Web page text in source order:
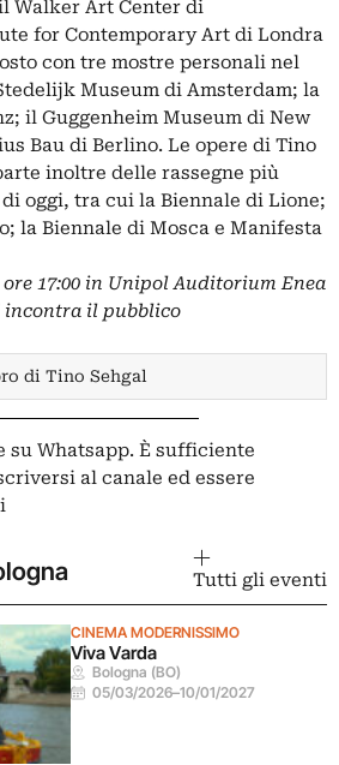
Walker Art Center di
for Contemporary Art di Londra
con tre mostre personali nel
Stedelijk Museum di Amsterdam; la
il Guggenheim Museum di New
Bau di Berlino. Le opere di Tino
inoltre delle rassegne più
oggi, tra cui la Biennale di Lione;
la Biennale di Mosca e Manifesta
17:00 in Unipol Auditorium Enea
incontra il pubblico
di Tino Sehgal
su Whatsapp. È sufficiente
al canale ed essere
Tutti gli eventi
CINEMA MODERNISSIMO
Viva Varda
Bologna (BO)
05/03/2026–10/01/2027